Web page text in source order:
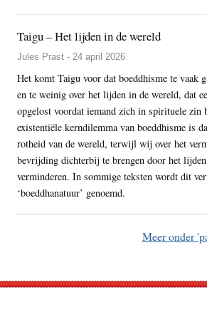
Taigu – Het lijden in de wereld
Jules Prast - 24 april 2026
Het komt Taigu voor dat boeddhisme te vaak
en te weinig over het lijden in de wereld, dat
opgelost voordat iemand zich in spirituele zin
existentiële kerndilemma van boeddhisme is
rotheid van de wereld, terwijl wij over het
bevrijding dichterbij te brengen door het
verminderen. In sommige teksten wordt dit
‘boeddhanatuur’ genoemd.
Meer onder